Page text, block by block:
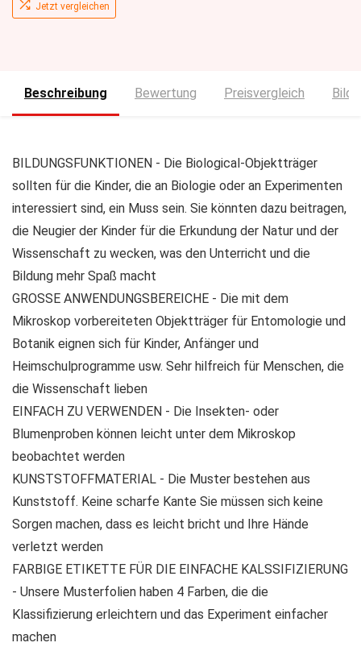
Jetzt vergleichen
Beschreibung Bewertung Preisvergleich
BILDUNGSFUNKTIONEN - Die Biological-Objektträger
sollten für die Kinder, die an Biologie oder an Experimenten
interessiert sind, ein Muss sein. Sie könnten dazu beitragen,
die Neugier der Kinder für die Erkundung der Natur und der
Wissenschaft zu wecken, was den Unterricht und die
Bildung mehr Spaß macht
GROSSE ANWENDUNGSBEREICHE - Die mit dem
Mikroskop vorbereiteten Objektträger für Entomologie und
Botanik eignen sich für Kinder, Anfänger und
Heimschulprogramme usw. Sehr hilfreich für Menschen, die
die Wissenschaft lieben
EINFACH ZU VERWENDEN - Die Insekten- oder
Blumenproben können leicht unter dem Mikroskop
beobachtet werden
KUNSTSTOFFMATERIAL - Die Muster bestehen aus
Kunststoff. Keine scharfe Kante Sie müssen sich keine
Sorgen machen, dass es leicht bricht und Ihre Hände
verletzt werden
FARBIGE ETIKETTE FÜR DIE EINFACHE KALSSIFIZIERUNG
- Unsere Musterfolien haben 4 Farben, die die
Klassifizierung erleichtern und das Experiment einfacher
machen